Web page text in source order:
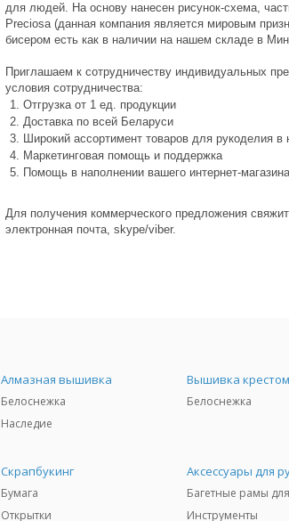
для людей. На основу нанесен рисунок-схема,
Preciosa (данная компания является мировым
бисером есть как в наличии на нашем складе в
Приглашаем к сотрудничеству индивидуальных
условия сотрудничества:
Отгрузка от 1 ед. продукции
Доставка по всей Беларуси
Широкий ассортимент товаров для рукоделия в
Маркетинговая помощь и поддержка
Помощь в наполнении вашего интернет-
Для получения коммерческого предложения
электронная почта, skype/viber.
Алмазная вышивка
Белоснежка
Наследие
Вышивка крестом
Белоснежка
Скрапбукинг
Бумага
Открытки
Аксессуары для
Багетные рамы
Инструменты